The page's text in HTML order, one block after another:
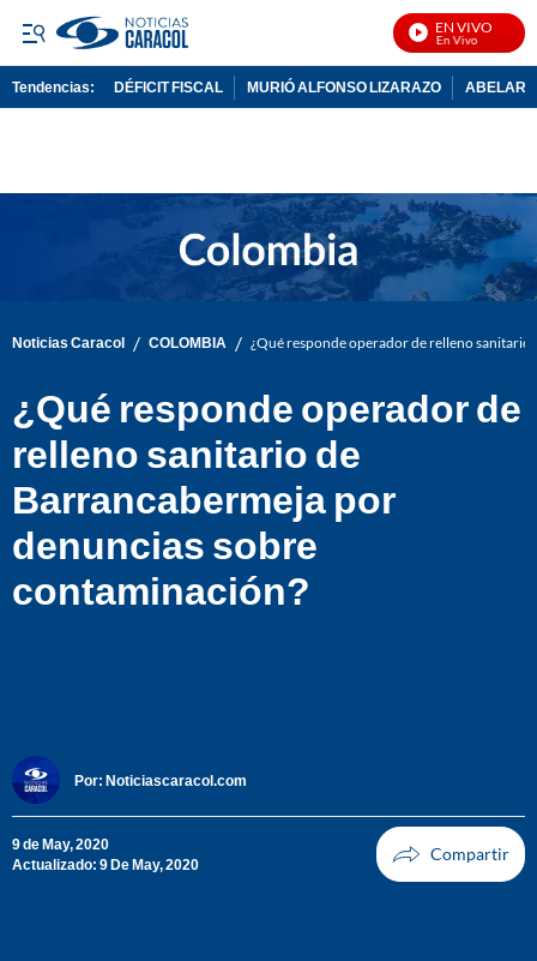
EN VIVO
Tendencias: DÉFICIT FISCAL MURIÓ ALFONSO LIZARAZO
Noticias Caracol / COLOMBIA / ¿Qué responde operador de relleno
¿Qué responde operador de
relleno sanitario de
Barrancabermeja por
denuncias sobre
contaminación?
Por: Noticiascaracol.com
9 de May, 2020
Actualizado: 9 De May, 2020